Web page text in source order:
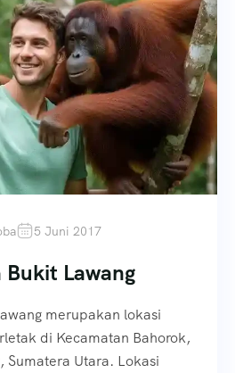
5 Juni 2017
Lawang
merupakan lokasi
di Kecamatan Bahorok,
Sumatera Utara. Lokasi